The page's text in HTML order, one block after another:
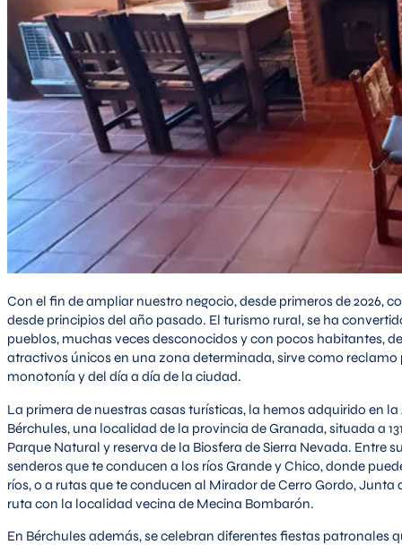
Con el fin de ampliar nuestro negocio, desde primeros de 2026,
desde principios del año pasado. El turismo rural, se ha
pueblos, muchas veces desconocidos y con pocos habitantes,
atractivos únicos en una zona determinada, sirve como
monotonía y del día a día de la ciudad.
La primera de nuestras casas turísticas, la hemos adquirido en
Bérchules, una localidad de la provincia de Granada, situada a
Parque Natural y reserva de la Biosfera de Sierra Nevada. Entre
senderos que te conducen a los ríos Grande y Chico, donde
ríos, o a rutas que te conducen al Mirador de Cerro Gordo, Junta
ruta con la localidad vecina de Mecina Bombarón.
En Bérchules además, se celebran diferentes fiestas